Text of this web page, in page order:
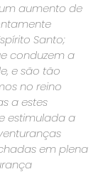
aumento de
Santo;
conduzem a
e são tão
no reino
a estes
estimulada a
em plena